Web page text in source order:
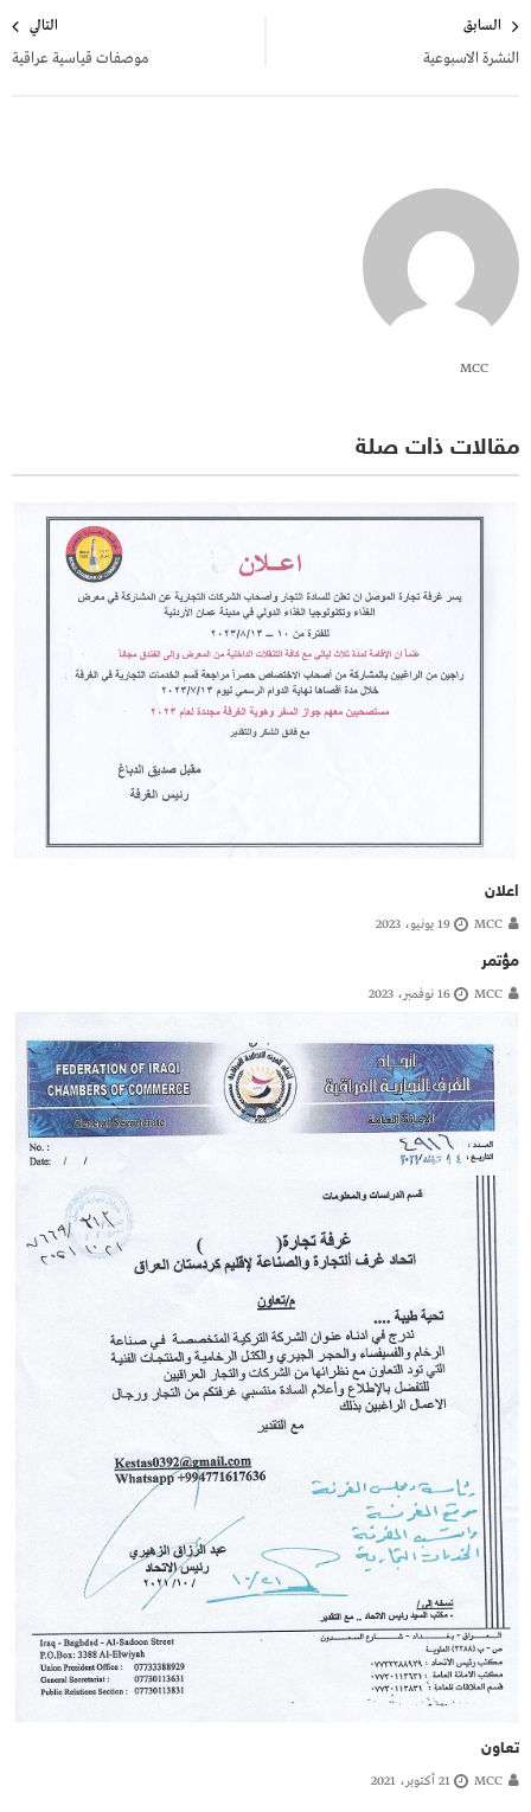
المقالات
السابق
النشرة الاسبوعية
التالي
موصفات قياسية عراقية
MCC
مقالات ذات صلة
اعلان
MCC 19 يونيو، 2023
مؤتمر
MCC 16 نوفمبر، 2023
تعاون
MCC 21 أكتوبر، 2021